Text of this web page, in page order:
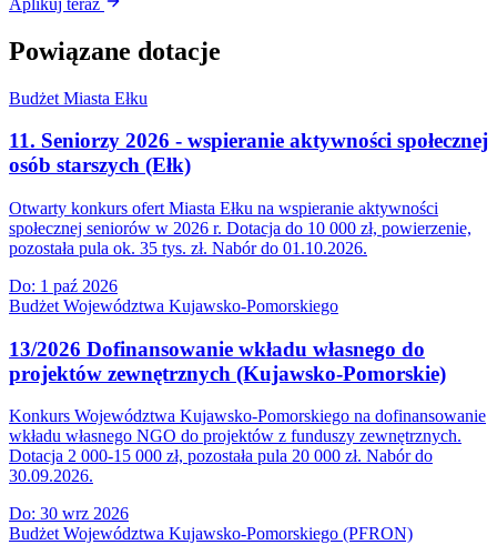
Powiązane dotacje
Budżet Miasta Ełku
11. Seniorzy 2026 - wspieranie aktywności społecznej
osób starszych (Ełk)
Otwarty konkurs ofert Miasta Ełku na wspieranie aktywności
społecznej seniorów w 2026 r. Dotacja do 10 000 zł, powierzenie,
pozostała pula ok. 35 tys. zł. Nabór do 01.10.2026.
Do: 1 paź 2026
Budżet Województwa Kujawsko-Pomorskiego
13/2026 Dofinansowanie wkładu własnego do
projektów zewnętrznych (Kujawsko-Pomorskie)
Konkurs Województwa Kujawsko-Pomorskiego na dofinansowanie
wkładu własnego NGO do projektów z funduszy zewnętrznych.
Dotacja 2 000-15 000 zł, pozostała pula 20 000 zł. Nabór do
30.09.2026.
Do: 30 wrz 2026
Budżet Województwa Kujawsko-Pomorskiego (PFRON)